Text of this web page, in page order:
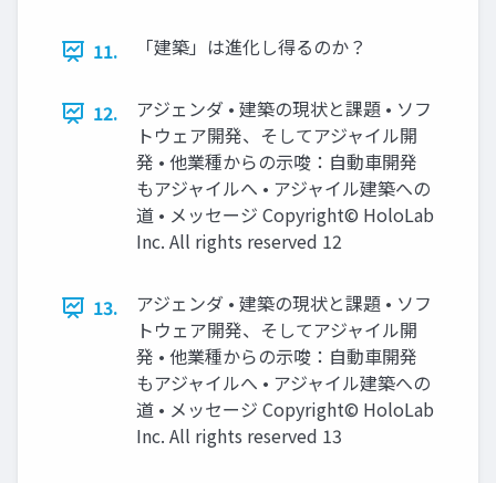
11. 「建築」は進化し得るのか？
12.
アジェンダ • 建築の現状と課題 • ソフ
トウェア開発、そしてアジャイル開
発 • 他業種からの示唆：自動車開発
もアジャイルへ • アジャイル建築への
道 • メッセージ Copyright© HoloLab
Inc. All rights reserved 12
13.
アジェンダ • 建築の現状と課題 • ソフ
トウェア開発、そしてアジャイル開
発 • 他業種からの示唆：自動車開発
もアジャイルへ • アジャイル建築への
道 • メッセージ Copyright© HoloLab
Inc. All rights reserved 13